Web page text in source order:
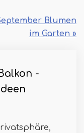
Blumen
im Garten »
-